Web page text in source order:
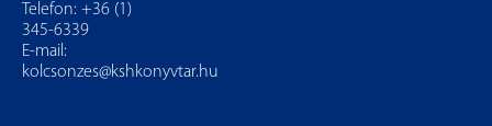
Telefon: +36 (1)
345-6339
E-mail:
kolcsonzes@kshkonyvtar.hu